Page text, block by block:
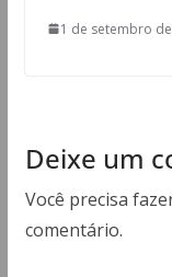
1 de setembro
Deixe um
Você precisa
comentário.